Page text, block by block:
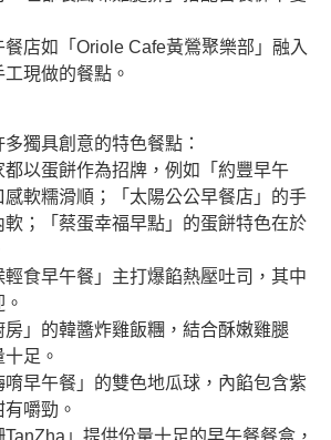
餐店如「Oriole Cafe黃鶯聚樂部」融入
現做的餐點。
獨具創意的特色餐點：
都以蛋餅作為招牌，例如「約豐早午
軟糯滑順；「太陽公公早餐店」的手
；「蔡蛋幸福早點」的蛋餅特色在於
輕食早午餐」主打爆餡熱壓吐司，其中
房」的韓醬炸雞飯糰，結合酥嫩雞腿
足。
唷早午餐」的雙色地瓜球，內餡包含紫
嚼勁。
TanZha」提供份量十足的早午餐餐盒，